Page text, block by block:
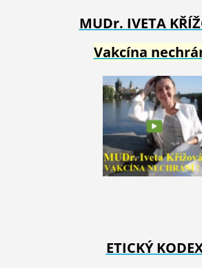
MUDr. IVETA
Vakcína
ETICKÝ